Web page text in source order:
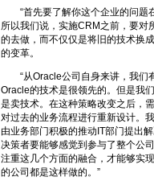
“首先要了解你这个企业的问题在
所以我们说，实施CRM之前，要对
的去做，而不仅仅是将旧的技术换
的变革。
“从Oracle公司自身来讲，我们
Oracle的技术是很领先的。但是我
是卖技术。在这种策略改变之后，
对过去的业务流程进行重新设计。
由业务部门积极的推动IT部门提出
决策者要能够感觉到参与了整个公
注重这几个方面的融合，才能够实
的公司都是这样做的。”